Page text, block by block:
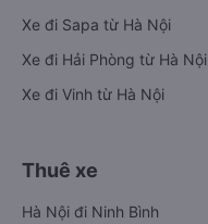
Xe đi Sapa từ Hà Nội
Xe đi Hải Phòng từ Hà Nội
Xe đi Vinh từ Hà Nội
Thuê xe
Hà Nội đi Ninh Bình